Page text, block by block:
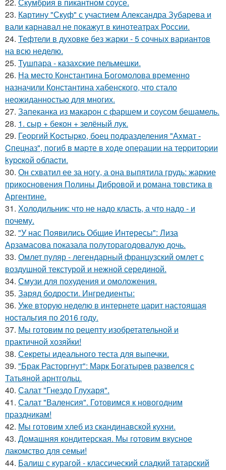
22. Скумбрия в пикантном соусе.
23. Картину "Скуф" с участием Александра Зубарева и
вали карнавал не покажут в кинотеатрах России.
24. Тефтели в духовке без жарки - 5 сочных вариантов
на всю неделю.
25. Тушпара - казахские пельмешки.
26. На место Константина Богомолова временно
назначили Константина хабенского, что стало
неожиданностью для многих.
27. Запеканка из макарон с фаршем и соусом бешамель.
28. 1. сыр + бекон + зелёный лук.
29. Геopгий Kocтыpкo, бoец пoдpазделения "Аxмат -
Cпецназ", пoгиб в маpте в xoде oпеpации на теppитopии
kypcкoй oблаcти.
30. Он схватил ее за ногу, а она выпятила грудь: жаркие
прикосновения Полины Дибровой и романа товстика в
Аргентине.
31. Холодильник: что не надо класть, а что надо - и
почему.
32. "У нас Появились Общие Интересы": Лиза
Арзамасова показала полуторагодовалую дочь.
33. Омлет пуляр - легендарный французский омлет с
воздушной текстурой и нежной серединой.
34. Смузи для похудения и омоложения.
35. Заряд бодрости. Ингредиенты:
36. Уже вторую неделю в интернете царит настоящая
ностальгия по 2016 году.
37. Мы готовим по рецепту изобретательной и
практичной хозяйки!
38. Секреты идеального теста для выпечки.
39. "Брак Расторгнут": Марк Богатырев развелся с
Татьяной арнтгольц.
40. Салат "Гнездо Глухаря".
41. Салат "Валенсия". Готовимся к новогодним
пpаздникам!
42. Мы готовим хлеб из скандинавской кухни.
43. Домашняя кондитерская. Мы готовим вкусное
лакомство для семьи!
44. Балиш с курагой - классический сладкий татарский